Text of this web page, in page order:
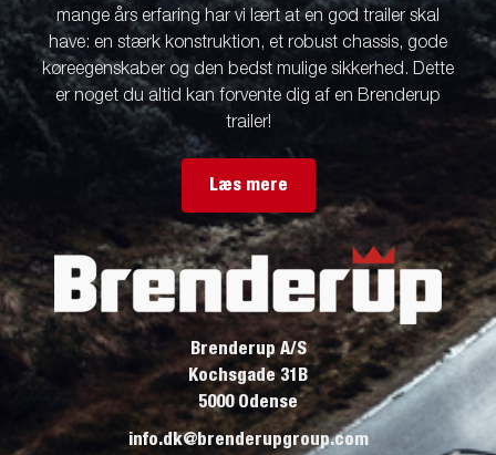
mange års erfaring har vi lært at en god trailer skal
have: en stærk konstruktion, et robust chassis, gode
køreegenskaber og den bedst mulige sikkerhed. Dette
er noget du altid kan forvente dig af en Brenderup
trailer!
Læs mere
Brenderup A/S
Kochsgade 31B
5000 Odense
info.dk@brenderupgroup.com